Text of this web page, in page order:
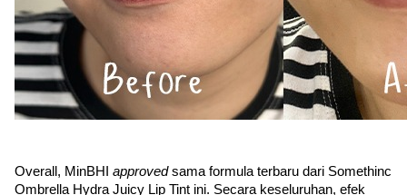
Overall, MinBHI approved sama formula terbaru dari Somethinc